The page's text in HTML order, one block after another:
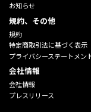
お知らせ
規約、その他
規約
特定商取引法に基づく表示
プライバシーステートメン
会社情報
会社情報
プレスリリース